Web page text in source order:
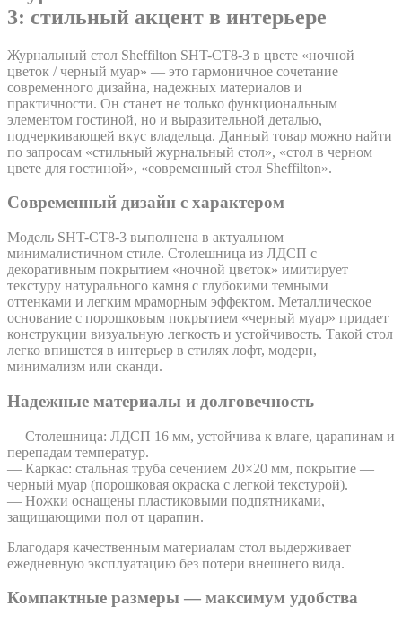
3: стильный акцент в интерьере
Журнальный стол Sheffilton SHT-CT8-3 в цвете «ночной
цветок / черный муар» — это гармоничное сочетание
современного дизайна, надежных материалов и
практичности. Он станет не только функциональным
элементом гостиной, но и выразительной деталью,
подчеркивающей вкус владельца. Данный товар можно найти
по запросам «стильный журнальный стол», «стол в черном
цвете для гостиной», «современный стол Sheffilton».
Современный дизайн с характером
Модель SHT-CT8-3 выполнена в актуальном
минималистичном стиле. Столешница из ЛДСП с
декоративным покрытием «ночной цветок» имитирует
текстуру натурального камня с глубокими темными
оттенками и легким мраморным эффектом. Металлическое
основание с порошковым покрытием «черный муар» придает
конструкции визуальную легкость и устойчивость. Такой стол
легко впишется в интерьер в стилях лофт, модерн,
минимализм или сканди.
Надежные материалы и долговечность
— Столешница: ЛДСП 16 мм, устойчива к влаге, царапинам и
перепадам температур.
— Каркас: стальная труба сечением 20×20 мм, покрытие —
черный муар (порошковая окраска с легкой текстурой).
— Ножки оснащены пластиковыми подпятниками,
защищающими пол от царапин.
Благодаря качественным материалам стол выдерживает
ежедневную эксплуатацию без потери внешнего вида.
Компактные размеры — максимум удобства